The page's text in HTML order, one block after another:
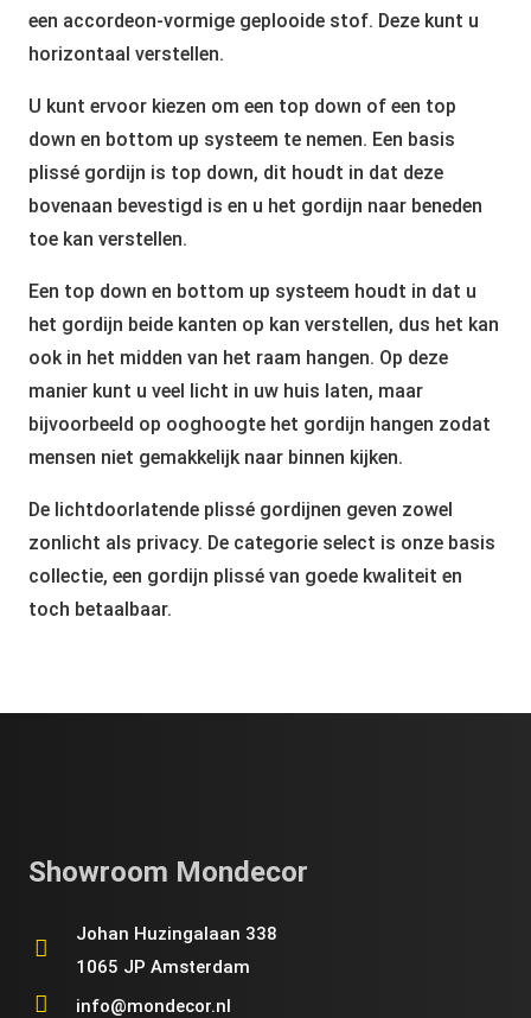
een accordeon-vormige geplooide stof. Deze kunt u
horizontaal verstellen.
U kunt ervoor kiezen om een top down of een top
down en bottom up systeem te nemen. Een basis
plissé gordijn is top down, dit houdt in dat deze
bovenaan bevestigd is en u het gordijn naar beneden
toe kan verstellen.
Een top down en bottom up systeem houdt in dat u
het gordijn beide kanten op kan verstellen, dus het kan
ook in het midden van het raam hangen. Op deze
manier kunt u veel licht in uw huis laten, maar
bijvoorbeeld op ooghoogte het gordijn hangen zodat
mensen niet gemakkelijk naar binnen kijken.
De lichtdoorlatende plissé gordijnen geven zowel
zonlicht als privacy. De categorie select is onze basis
collectie, een gordijn plissé van goede kwaliteit en
toch betaalbaar.
Showroom Mondecor
Johan Huzingalaan 338
1065 JP Amsterdam
info@mondecor.nl